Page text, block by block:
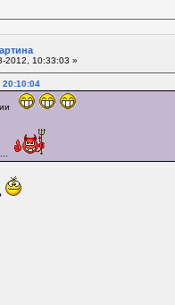
2012, 10:33:03 »
20:10:04